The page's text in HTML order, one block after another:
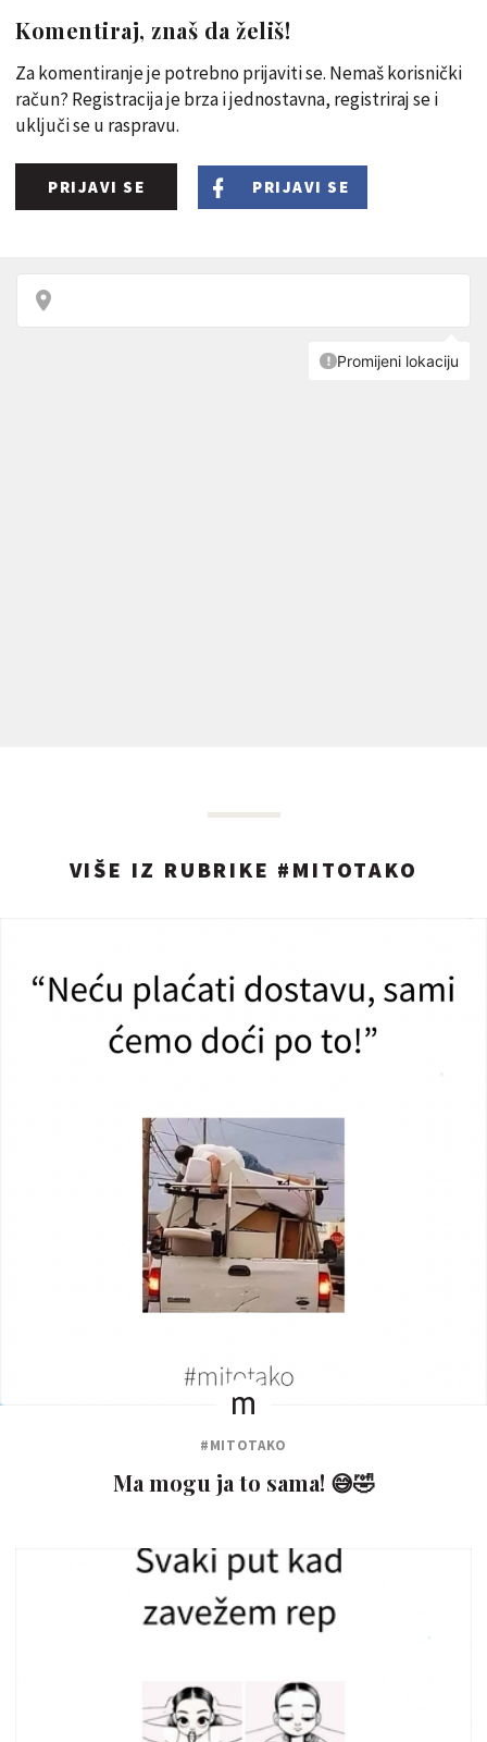
Komentiraj, znaš da želiš!
Za komentiranje je potrebno prijaviti se. Nemaš korisnički
račun? Registracija je brza i jednostavna, registriraj se i
uključi se u raspravu.
PRIJAVI SE PRIJAVI SE
VIŠE IZ RUBRIKE #MITOTAKO
#MITOTAKO
Ma mogu ja to sama! 😅🤣